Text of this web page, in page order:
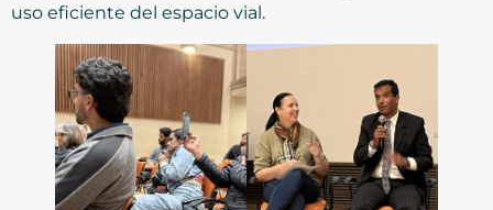
uso eficiente del espacio vial.